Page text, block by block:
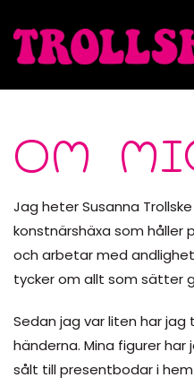
Skip to main content
OM
Jag heter Susanna
konstnärshäxa som håller
och arbetar med
tycker om allt som sätter
Sedan jag var liten har
händerna. Mina figurer har
sålt till presentbodar i